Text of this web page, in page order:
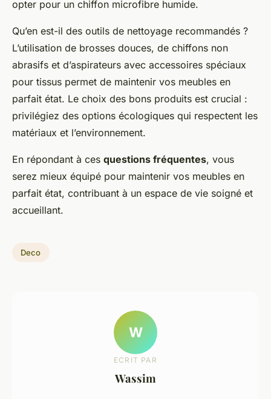
opter pour un chiffon microfibre humide.
Qu’en est-il des outils de nettoyage recommandés ?
L’utilisation de brosses douces, de chiffons non
abrasifs et d’aspirateurs avec accessoires spéciaux
pour tissus permet de maintenir vos meubles en
parfait état. Le choix des bons produits est crucial :
privilégiez des options écologiques qui respectent les
matériaux et l’environnement.
En répondant à ces questions fréquentes, vous
serez mieux équipé pour maintenir vos meubles en
parfait état, contribuant à un espace de vie soigné et
accueillant.
Deco
W
ECRIT PAR
Wassim